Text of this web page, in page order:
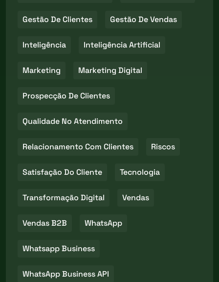
Gestão De Clientes Gestão De Vendas
Inteligência Inteligência Artificial
Marketing Marketing Digital
Prospecção De Clientes
Qualidade No Atendimento
Relacionamento Com Clientes Riscos
Satisfação Do Cliente Tecnologia
Transformação Digital Vendas
Vendas B2B WhatsApp
Whatsapp Business
WhatsApp Business API